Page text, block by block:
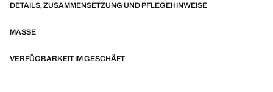
DETAILS, ZUSAMMENSETZUNG UND PFLEGEHINWEISE
MASSE
VERFÜGBARKEIT IM GESCHÄFT